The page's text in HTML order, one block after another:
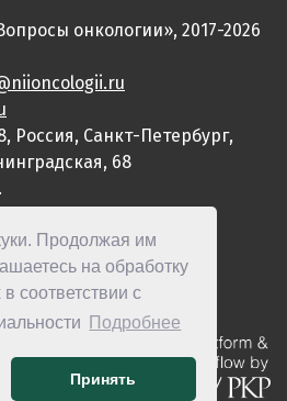
Продолжая им
на обработку
соответствии с
Подробнее
Принять
онкологии», 2017-2026
Россия, Санкт-Петербург,
68